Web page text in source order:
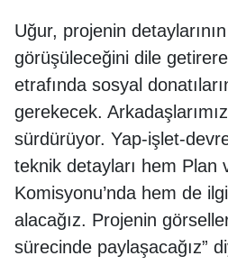
Uğur, projenin
görüşüleceğini dile
etrafında sosyal
gerekecek.
sürdürüyor. Yap-işlet-
teknik detayları hem Plan
Komisyonu’nda hem de
alacağız. Projenin
sürecinde paylaşacağız”